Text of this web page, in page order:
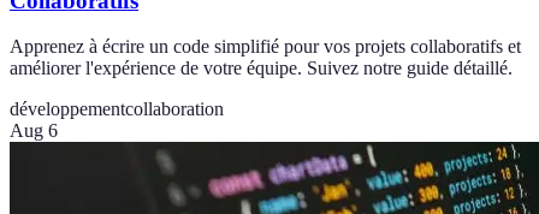
Apprenez à écrire un code simplifié pour vos projets collaboratifs et
améliorer l'expérience de votre équipe. Suivez notre guide détaillé.
développementcollaboration
Aug 6